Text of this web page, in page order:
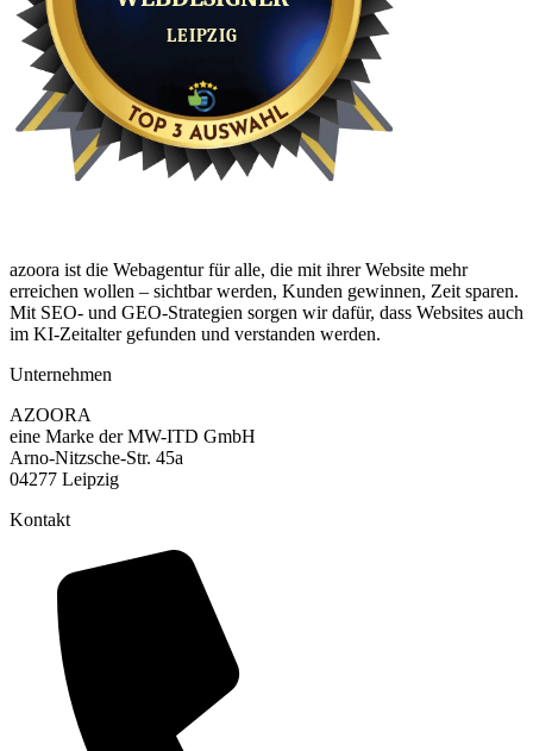
azoora ist die Webagentur für alle, die mit ihrer Website mehr
erreichen wollen – sichtbar werden, Kunden gewinnen, Zeit sparen.
Mit SEO- und GEO-Strategien sorgen wir dafür, dass Websites auch
im KI-Zeitalter gefunden und verstanden werden.
Unternehmen
AZOORA
eine Marke der MW-ITD GmbH
Arno-Nitzsche-Str. 45a
04277 Leipzig
Kontakt